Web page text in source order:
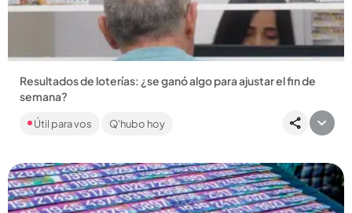
Compartir Noticia
Resultados de loterías: ¿se ganó algo para ajustar el fin de
semana?
Durante la jornada se sortearon las loterías de Boyacá y del
Cauca, a igual que Baloto, Revancha y decenas de chances.
Útil para vos Q'hubo hoy